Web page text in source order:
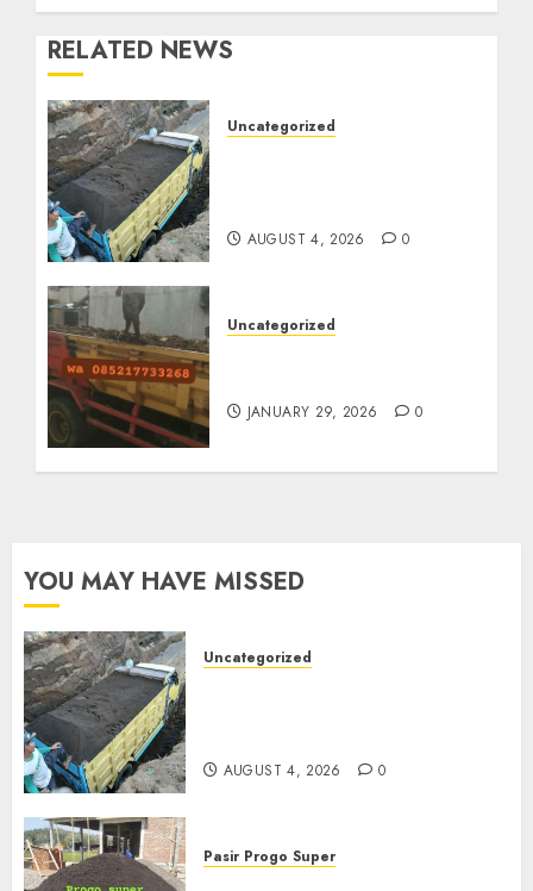
RELATED NEWS
Uncategorized
AUGUST 4, 2026 0
Uncategorized
JANUARY 29, 2026 0
YOU MAY HAVE MISSED
Uncategorized
AUGUST 4, 2026 0
Pasir Progo Super